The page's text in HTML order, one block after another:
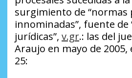
surgimiento de “normas
innominadas”, fuente de
jurídicas”, v.gr.: las del
Araujo en mayo de 2005,
25: